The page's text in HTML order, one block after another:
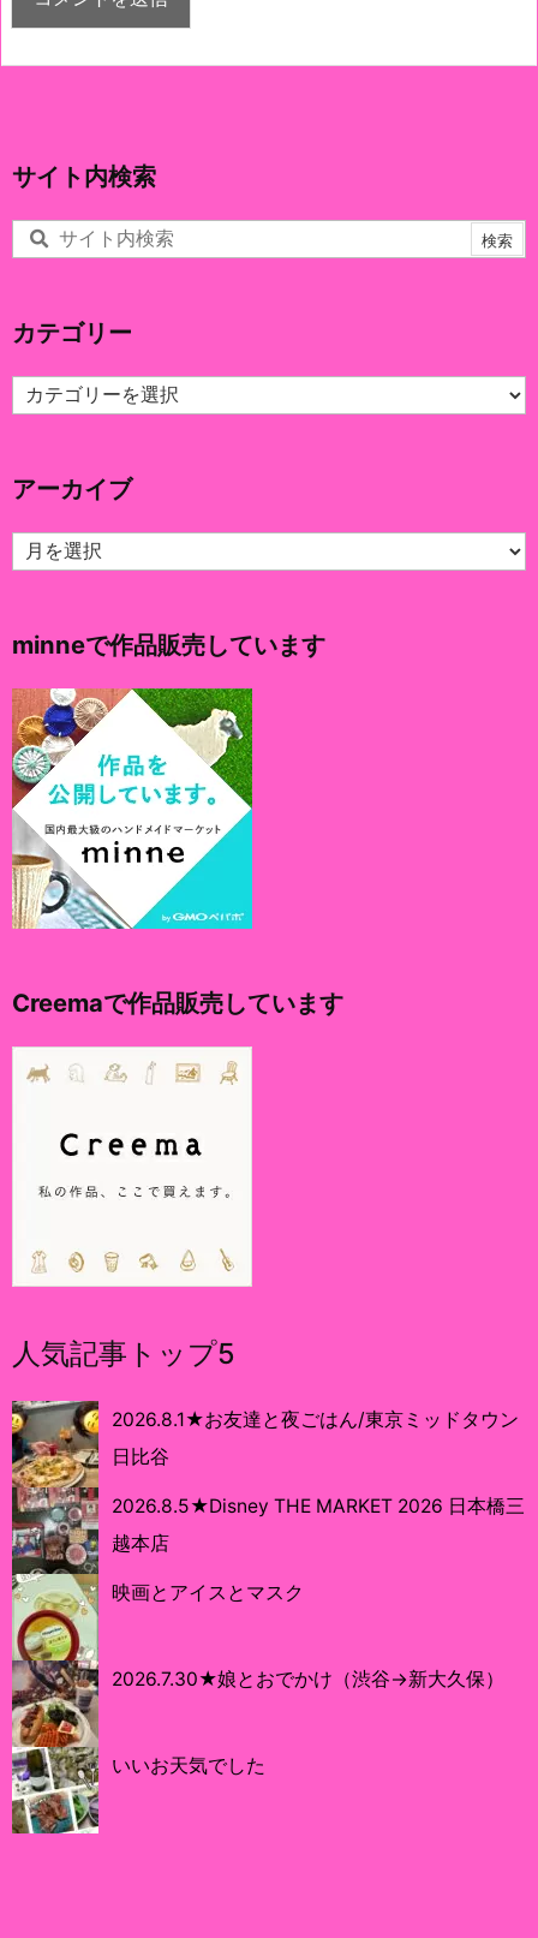
サイト内検索
カテゴリー
カ
テ
ー
アーカイブ
ア
ー
ブ
minneで作品販売しています
Creemaで作品販売しています
人気記事トップ5
2026.8.1★お友達と夜ごはん/東京ミッドタウン
日比谷
2026.8.5★Disney THE MARKET 2026 日本橋三
越本店
映画とアイスとマスク
2026.7.30★娘とおでかけ（渋谷→新大久保）
いいお天気でした